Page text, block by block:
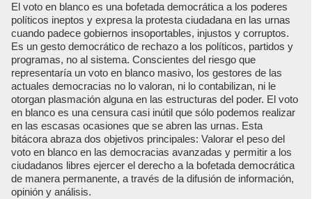
El voto en blanco es una bofetada democrática a los poderes
políticos ineptos y expresa la protesta ciudadana en las urnas
cuando padece gobiernos insoportables, injustos y corruptos.
Es un gesto democrático de rechazo a los políticos, partidos y
programas, no al sistema. Conscientes del riesgo que
representaría un voto en blanco masivo, los gestores de las
actuales democracias no lo valoran, ni lo contabilizan, ni le
otorgan plasmación alguna en las estructuras del poder. El voto
en blanco es una censura casi inútil que sólo podemos realizar
en las escasas ocasiones que se abren las urnas. Esta
bitácora abraza dos objetivos principales: Valorar el peso del
voto en blanco en las democracias avanzadas y permitir a los
ciudadanos libres ejercer el derecho a la bofetada democrática
de manera permanente, a través de la difusión de información,
opinión y análisis.